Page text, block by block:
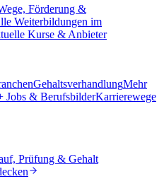
Förderung &
Weiterbildungen im
Kurse & Anbieter
GehaltsverhandlungMehr
Jobs & BerufsbilderKarrierewege
Prüfung & Gehalt